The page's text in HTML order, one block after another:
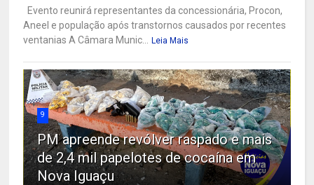
Evento reunirá representantes da concessionária, Procon,
Aneel e população após transtornos causados por recentes
ventanias A Câmara Munic...
Leia Mais
9
PM apreende revólver raspado e mais
de 2,4 mil papelotes de cocaína em
Nova Iguaçu